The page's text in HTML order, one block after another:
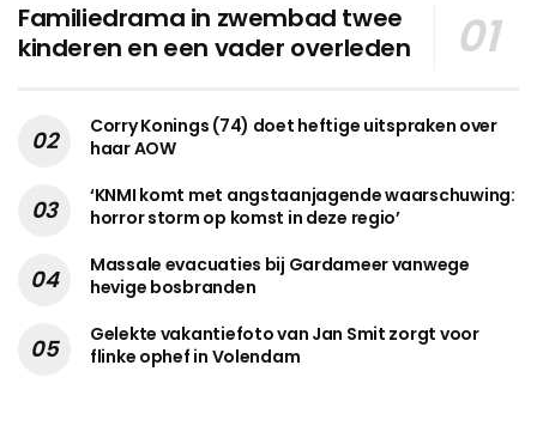
Familiedrama in zwembad twee
kinderen en een vader overleden
Corry Konings (74) doet heftige uitspraken over
haar AOW
‘KNMI komt met angstaanjagende waarschuwing:
horror storm op komst in deze regio’
Massale evacuaties bij Gardameer vanwege
hevige bosbranden
Gelekte vakantiefoto van Jan Smit zorgt voor
flinke ophef in Volendam